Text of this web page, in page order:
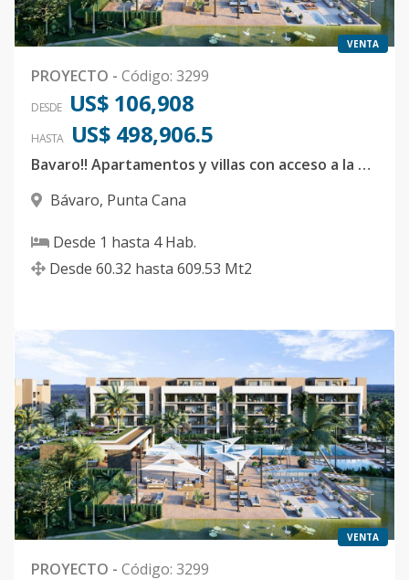
VENTA
PROYECTO - Código: 3299
DESDE US$ 106,908
HASTA US$ 498,906.5
Bavaro!! Apartamentos y villas con acceso a la playa
Bávaro, Punta Cana
Desde 1 hasta 4Hab.
Desde 60.32 hasta 609.53 Mt2
VENTA
PROYECTO - Código: 3299